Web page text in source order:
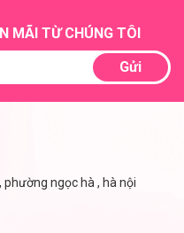
MÃI TỪ CHÚNG TÔI
Gửi
ngọc hà , hà nội